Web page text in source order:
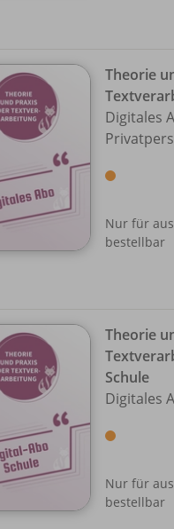
Theorie
Digitales
Nur für
bestellbar
Theorie
Schule
Digitales
Nur für
bestellbar